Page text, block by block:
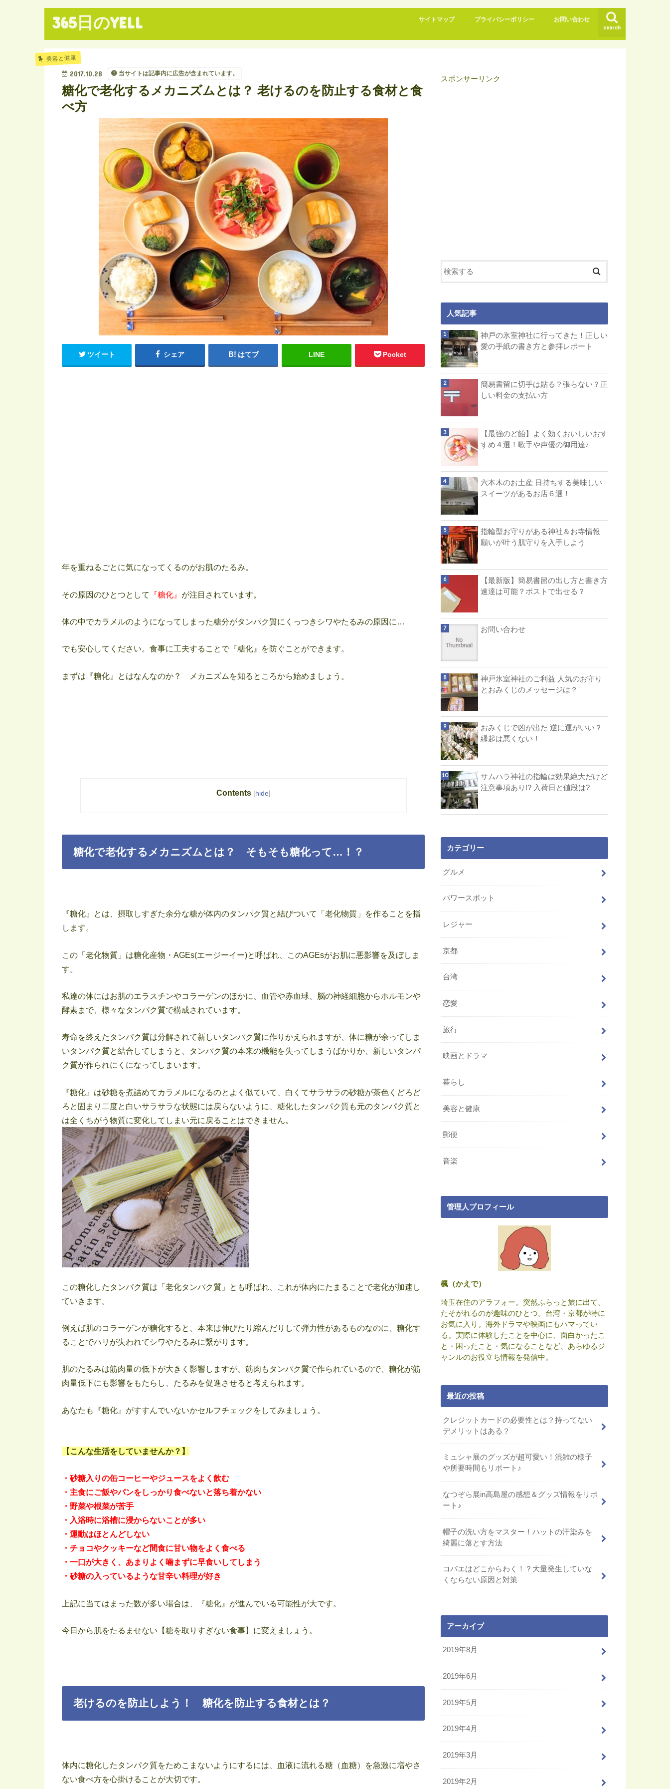
365日のYELL search
サイトマップ プライバシーポリシー お問い合わせ
美容と健康
2017.10.28 当サイトは記事内に広告が含まれています。
糖化で老化するメカニズムとは？ 老けるのを防止する食材と食
べ方
ツイート シェア はてブ LINE Pocket
年を重ねるごとに気になってくるのがお肌のたるみ。
その原因のひとつとして 『糖化』 が注目されています。
体の中でカラメルのようになってしまった糖分がタンパク質にくっつきシワやたるみの原因に…
でも安心してください。食事に工夫することで『糖化』を防ぐことができます。
まずは『糖化』とはなんなのか？ メカニズムを知るところから始めましょう。
Contents [hide]
糖化で老化するメカニズムとは？ そもそも糖化って…！？
『糖化』とは、摂取しすぎた余分な糖が体内のタンパク質と結びついて「老化物質」を作ることを指
します。
この「老化物質」は糖化産物・AGEs(エージーイー)と呼ばれ、このAGEsがお肌に悪影響を及ぼしま
す。
私達の体にはお肌のエラスチンやコラーゲンのほかに、血管や赤血球、脳の神経細胞からホルモンや
酵素まで、様々なタンパク質で構成されています。
寿命を終えたタンパク質は分解されて新しいタンパク質に作りかえられますが、体に糖が余ってしま
いタンパク質と結合してしまうと、タンパク質の本来の機能を失ってしまうばかりか、新しいタンパ
ク質が作られにくになってしまいます。
『糖化』は砂糖を煮詰めてカラメルになるのとよく似ていて、白くてサラサラの砂糖が茶色くどろど
ろと固まり二度と白いサラサラな状態には戻らないように、糖化したタンパク質も元のタンパク質と
は全くちがう物質に変化してしまい元に戻ることはできません。
この糖化したタンパク質は「老化タンパク質」とも呼ばれ、これが体内にたまることで老化が加速し
ていきます。
例えば肌のコラーゲンが糖化すると、本来は伸びたり縮んだりして弾力性があるものなのに、糖化す
ることでハリが失われてシワやたるみに繋がります。
肌のたるみは筋肉量の低下が大きく影響しますが、筋肉もタンパク質で作られているので、糖化が筋
肉量低下にも影響をもたらし、たるみを促進させると考えられます。
あなたも『糖化』がすすんでいないかセルフチェックをしてみましょう。
【こんな生活をしていませんか？】
・砂糖入りの缶コーヒーやジュースをよく飲む
・主食にご飯やパンをしっかり食べないと落ち着かない
・野菜や根菜が苦手
・入浴時に浴槽に浸からないことが多い
・運動はほとんどしない
・チョコやクッキーなど間食に甘い物をよく食べる
・一口が大きく、あまりよく噛まずに早食いしてしまう
・砂糖の入っているような甘辛い料理が好き
上記に当てはまった数が多い場合は、『糖化』が進んでいる可能性が大です。
今日から肌をたるませない【糖を取りすぎない食事】に変えましょう。
老けるのを防止しよう！ 糖化を防止する食材とは？
体内に糖化したタンパク質をためこまないようにするには、血液に流れる糖（血糖）を急激に増やさ
ない食べ方を心掛けることが大切です。
スポンサーリンク
人気記事
神戸の氷室神社に行ってきた！正しい
愛の手紙の書き方と参拝レポート
簡易書留に切手は貼る？張らない？正
しい料金の支払い方
【最強のど飴】よく効くおいしいおす
すめ４選！歌手や声優の御用達♪
六本木のお土産 日持ちする美味しい
スイーツがあるお店６選！
指輪型お守りがある神社＆お寺情報
願いが叶う肌守りを入手しよう
【最新版】簡易書留の出し方と書き方
速達は可能？ポストで出せる？
お問い合わせ
神戸氷室神社のご利益 人気のお守り
とおみくじのメッセージは？
おみくじで凶が出た 逆に運がいい？
縁起は悪くない！
サムハラ神社の指輪は効果絶大だけど
注意事項あり!? 入荷日と値段は?
カテゴリー
グルメ
パワースポット
レジャー
京都
台湾
恋愛
旅行
映画とドラマ
暮らし
美容と健康
郵便
音楽
管理人プロフィール
楓（かえで）
埼玉在住のアラフォー。突然ふらっと旅に出て、
たそがれるのが趣味のひとつ。台湾・京都が特に
お気に入り。海外ドラマや映画にもハマってい
る。実際に体験したことを中心に、面白かったこ
と・困ったこと・気になることなど、あらゆるジ
ャンルのお役立ち情報を発信中。
最近の投稿
クレジットカードの必要性とは？持ってない
デメリットはある？
ミュシャ展のグッズが超可愛い！混雑の様子
や所要時間もリポート♪
なつぞら展in高島屋の感想＆グッズ情報をリポ
ート♪
帽子の洗い方をマスター！ハットの汗染みを
綺麗に落とす方法
コバエはどこからわく！？大量発生していな
くならない原因と対策
アーカイブ
2019年8月
2019年6月
2019年5月
2019年4月
2019年3月
2019年2月